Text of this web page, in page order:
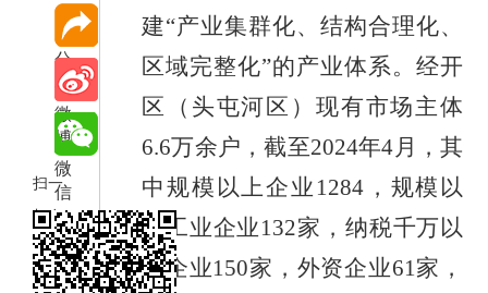
分
享
微
博
微
信
扫一
扫在
手机
打开
建“产业集群化、结构合理化、
区域完整化”的产业体系。经开
区（头屯河区） 现有市场主体
6.6万余户，截至2024年4 月，其
中规模以上企业 1284，规模以
上工业企业132家，纳税千万以
上企业150家，外资企业61 家，